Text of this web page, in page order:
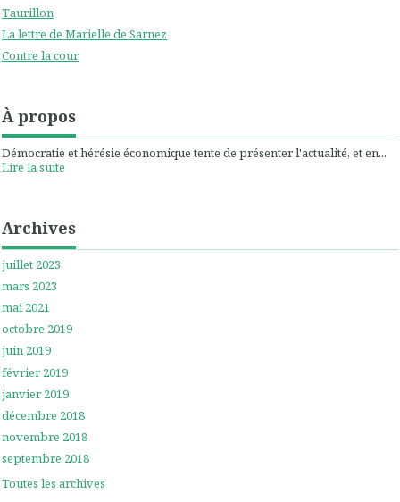
Taurillon
La lettre de Marielle de Sarnez
Contre la cour
À propos
Démocratie et hérésie économique tente de présenter l'actualité, et en...
Lire la suite
Archives
juillet 2023
mars 2023
mai 2021
octobre 2019
juin 2019
février 2019
janvier 2019
décembre 2018
novembre 2018
septembre 2018
Toutes les archives